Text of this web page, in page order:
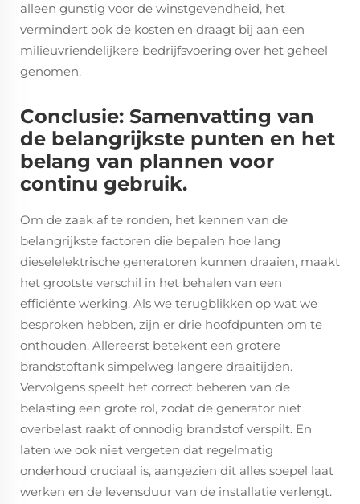
alleen gunstig voor de winstgevendheid, het
vermindert ook de kosten en draagt bij aan een
milieuvriendelijkere bedrijfsvoering over het geheel
genomen.
Conclusie: Samenvatting van
de belangrijkste punten en het
belang van plannen voor
continu gebruik.
Om de zaak af te ronden, het kennen van de
belangrijkste factoren die bepalen hoe lang
dieselelektrische generatoren kunnen draaien, maakt
het grootste verschil in het behalen van een
efficiënte werking. Als we terugblikken op wat we
besproken hebben, zijn er drie hoofdpunten om te
onthouden. Allereerst betekent een grotere
brandstoftank simpelweg langere draaitijden.
Vervolgens speelt het correct beheren van de
belasting een grote rol, zodat de generator niet
overbelast raakt of onnodig brandstof verspilt. En
laten we ook niet vergeten dat regelmatig
onderhoud cruciaal is, aangezien dit alles soepel laat
werken en de levensduur van de installatie verlengt.